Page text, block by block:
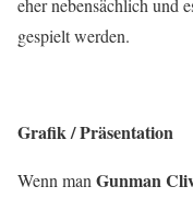
eher nebensächlich und
gespielt werden.
Grafik / Präsentation
Wenn man Gunman